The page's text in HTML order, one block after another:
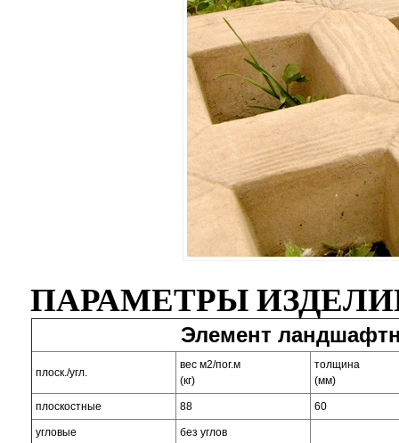
ПАРАМЕТРЫ
Элемент
плоск./угл.
вес м2/пог.м
(кг)
толщина
(мм)
плоскостные 88 60
угловые без углов